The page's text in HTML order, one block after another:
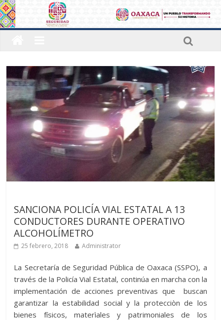
SANCIONA POLICÍA VIAL ESTATAL A 13
CONDUCTORES DURANTE OPERATIVO
ALCOHOLÍMETRO
25 febrero, 2018 Administrator
La Secretaría de Seguridad Pública de Oaxaca (SSPO), a
través de la Policía Vial Estatal, continúa en marcha con la
implementación de acciones preventivas que buscan
garantizar la estabilidad social y la protecciòn de los
bienes físicos, materìales y patrimoniales de los